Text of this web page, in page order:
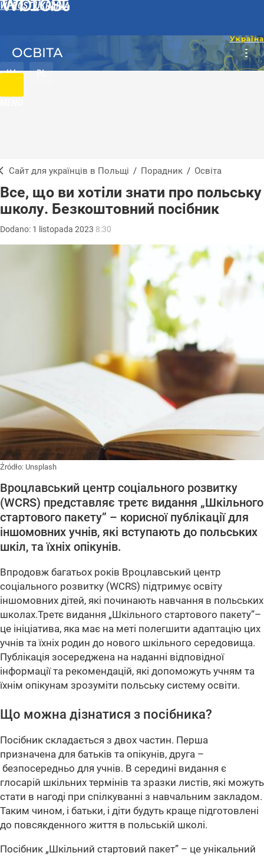
WPROST UKRAINA
UA PL
ОСВІТА
Сайт для українців в Польщі / Порадник / Освіта
Все, що ви хотіли знати про польську
школу. Безкоштовний посібник
Dodano: 1 listopada 2023 8:30
Źródło: Unsplash
Вроцлавський центр соціального розвитку
(WCRS) представляє третє видання „Шкільного
стартового пакету” – корисної публікації для
іншомовних учнів, які вступають до польських
шкіл, та їхніх опікунів.
Впродовж багатьох років Вроцлавський центр
соціального розвитку (WCRS) підтримує освіту
іншомовних дітей, які починають навчання в польських
школах.Третє видання „Шкільного стартового пакету”–
це ініціатива, яка має на меті полегшити адаптацію цих
учнів та їхніх родин до нового шкільного середовища.
Публікація зосереджена на наданні відповідної
інформації та рекомендацій, які допоможуть учням та
їхнім опікунам зрозуміти польську систему освіти.
Що можна дізнатися з посібника?
Посібник складається з двох частин. Перша
призначена для батьків та опікунів, друга –
безпосередньо для учнів. В середині видання є
глосарій шкільних термінів та зразки листів, які можуть
стати в нагоді при спілкуванні з навчальним закладом.
Таким чином, і батьки, і діти будуть краще підготовлені
до повсякденного життя в польській школі.
Посібник „Шкільний стартовий пакет” – це унікальний